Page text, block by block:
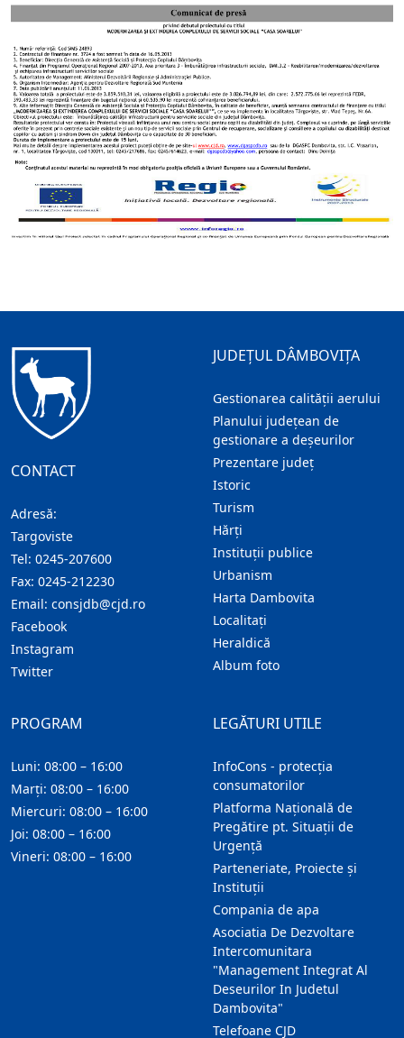
CONTACT
Adresă:
Targoviste
Tel: 0245-207600
Fax: 0245-212230
Email: consjdb@cjd.ro
Facebook
Instagram
Twitter
JUDEȚUL DÂMBOVIȚA
Gestionarea calității aerului
Planului județean de
gestionare a deșeurilor
Prezentare judeţ
Istoric
Turism
Hărţi
Instituţii publice
Urbanism
Harta Dambovita
Localitaţi
Heraldică
Album foto
LEGĂTURI UTILE
InfoCons - protecția
consumatorilor
Platforma Națională de
Pregătire pt. Situații de
Urgență
Parteneriate, Proiecte și
Instituții
Compania de apa
Asociatia De Dezvoltare
Intercomunitara
"Management Integrat Al
Deseurilor In Judetul
Dambovita"
Telefoane CJD
PROGRAM
Luni: 08:00 – 16:00
Marți: 08:00 – 16:00
Miercuri: 08:00 – 16:00
Joi: 08:00 – 16:00
Vineri: 08:00 – 16:00